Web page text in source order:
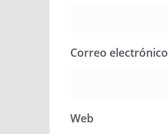
Correo electrónico
Web